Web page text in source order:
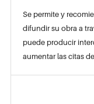
Se permite y
difundir su obra a
puede producir
aumentar las citas